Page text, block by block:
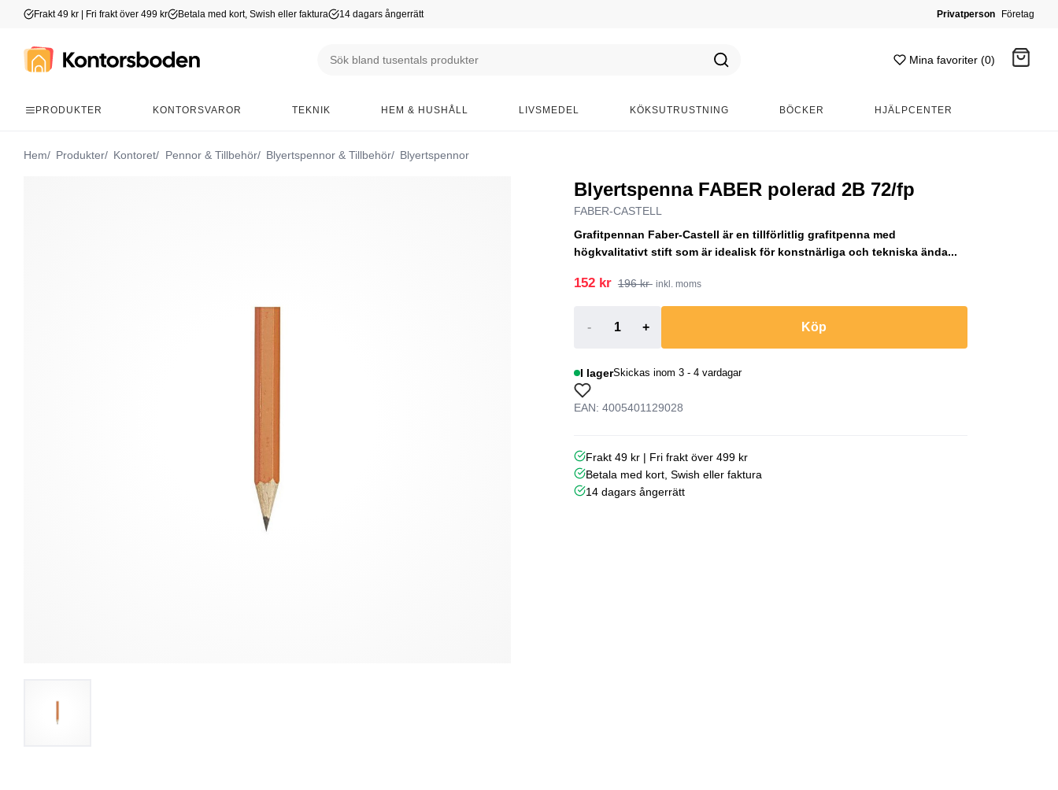
Frakt 49 kr | Fri frakt över 499 kr Betala med kort, Swish eller faktura 14 dagars ångerrätt Privatperson Företag
Mina favoriter (0)
PRODUKTER KONTORSVAROR TEKNIK HEM & HUSHÅLL LIVSMEDEL KÖKSUTRUSTNING BÖCKER HJÄLPCENTER
Hem Produkter Kontoret Pennor & Tillbehör Blyertspennor & Tillbehör Blyertspennor
Blyertspenna FABER polerad 2B 72/fp
FABER-CASTELL
Grafitpennan Faber-Castell är en tillförlitlig grafitpenna med
högkvalitativt stift som är idealisk för konstnärliga och tekniska ända...
152 kr 196 kr inkl. moms
- + Köp
I lagerSkickas inom 3 - 4 vardagar
EAN: 4005401129028
Frakt 49 kr | Fri frakt över 499 kr
Betala med kort, Swish eller faktura
14 dagars ångerrätt